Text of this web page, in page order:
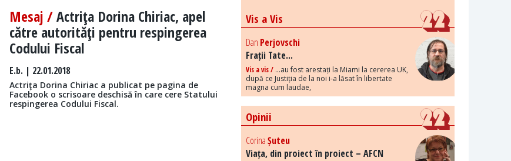
Mesaj /Actriţa Dorina Chiriac, apel
către autorităţi pentru respingerea
Codului Fiscal
E.b. | 22.01.2018
Actriţa Dorina Chiriac a publicat pe pagina de
Facebook o scrisoare deschisă în care cere Statului
respingerea Codului Fiscal.
Vis a Vis
Dan Perjovschi
Frații Tate...
Vis a vis / ...au fost arestați la Miami la cererea UK,
după ce Justiția de la noi i-a lăsat în libertate
magna cum laudae,
Opinii
CorinaȘuteu
Viața, din proiect în proiect – AFCN